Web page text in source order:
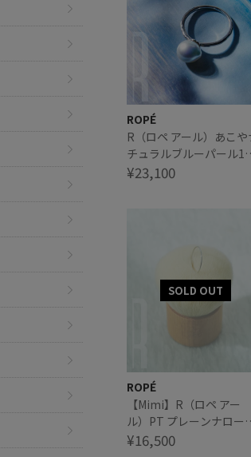
ROPÉ
R（ロペ アール）あこや
チュラルブルーパール1
リング
¥23,100
ROPÉ
【Mimi】R（ロペ アー
ル）PT プレーンナロー
ング
¥16,500